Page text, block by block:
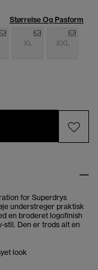
Størrelse Og Pasform
XL XXL
for Superdrys
understreger praktisk
en broderet logofinish
stil. Den er trods alt en
look